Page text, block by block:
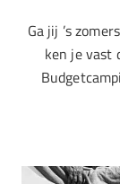
Ga jij ’s
ken je vast